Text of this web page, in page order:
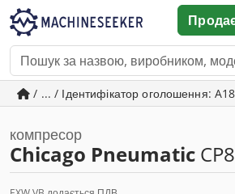
/ ... / Ідентифікатор оголошення:
компресор
Chicago Pneumatic